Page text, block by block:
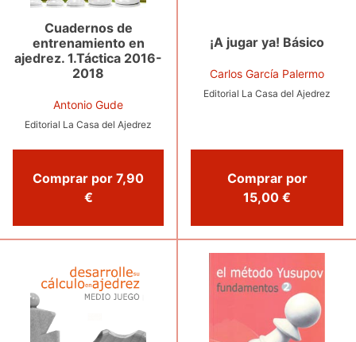
Cuadernos de
entrenamiento en
ajedrez. 1.Táctica 2016-
2018
Antonio Gude
Editorial La Casa del Ajedrez
Comprar por 7,90
€
¡A jugar ya! Básico
Carlos García Palermo
Editorial La Casa del Ajedrez
Comprar por
15,00 €